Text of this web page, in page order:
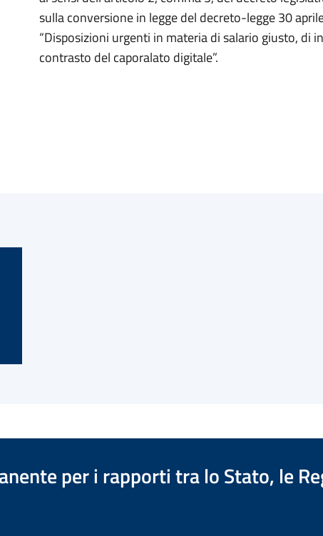
sulla conversione in legge del decreto-legge 30
“Disposizioni urgenti in materia di salario giusto, di
contrasto del caporalato digitale”.
per i rapporti tra lo Stato, le